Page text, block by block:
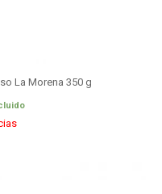
La Morena 350 g